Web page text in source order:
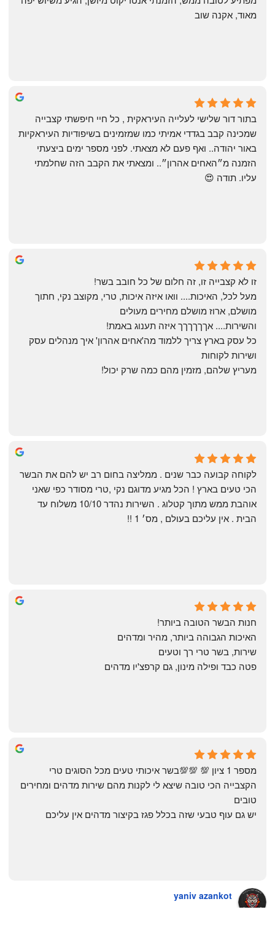
שי
4 months ago
מאוד, אקנה שוב
Yonatan Menashe
6 months ago
עליו. תודה 😍
Shahaf Bendarker
6 months ago
זו לא קצבייה זו, זה חלום של כל חובב בשר!
מושלם, ארוז מושלם מחירים מעולים
והשירות.... אךךךךךך איזה תענוג באמת!
ושירות לקוחות
מעריץ שלהם, מזמין מהם כמה שרק יכול!
Annael Annael
9 months ago
הבית . אין עליכם בעולם , מס׳ 1 !!
The Artechology
a year ago
חנות הבשר הטובה ביותר!
האיכות הגבוהה ביותר, מהיר ומדהים
שירות, בשר טרי רך וטעים
פטה כבד ופילה מינון, גם קרפצ'יו מדהים
yaniv azankot
טובים
יש גם עוף טבעי שזה בכלל פגז בקיצור מדהים אין עליכם